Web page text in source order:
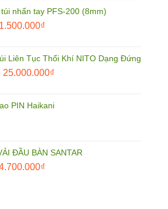
95.000.000₫.là:
nhấn tay PFS-200 (8mm)
Giá
1.650.000₫.
1.500.000₫Giá
là:
1.500.000₫.
Liên Tục Thổi Khí NITO Dạng Đứng
Giá
27.500.000₫.
25.000.000₫Giá
là:
PIN Haikani
ĐẦU BÀN SANTAR
₫Giá